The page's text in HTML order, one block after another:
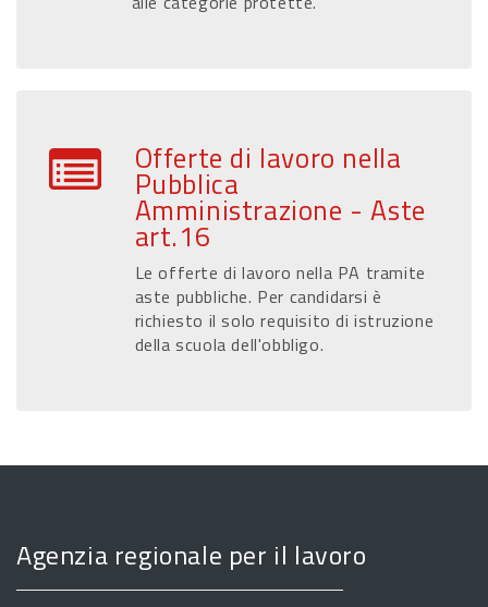
Offerte di lavoro nella
Pubblica
Amministrazione - Aste
art.16
Le offerte di lavoro nella PA tramite
aste pubbliche. Per candidarsi è
richiesto il solo requisito di istruzione
della scuola dell'obbligo.
Agenzia regionale per il lavoro